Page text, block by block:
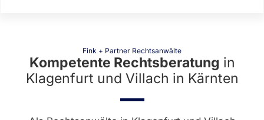
Fink + Partner Rechtsanwälte
Kompetente Rechtsberatung in
Klagenfurt und Villach in Kärnten